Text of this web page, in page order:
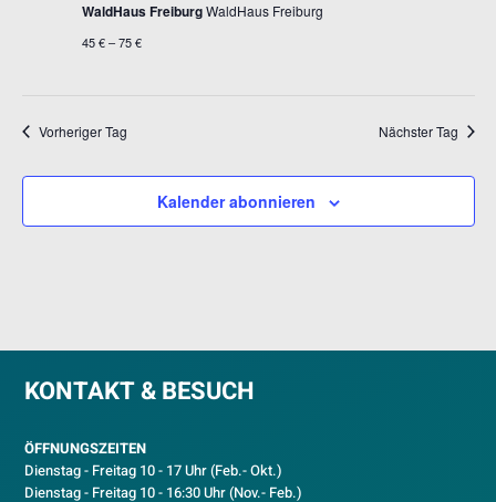
WaldHaus FreiburgWaldHaus Freiburg
45 € – 75 €
Vorheriger Tag Nächster Tag
Kalender abonnieren
KONTAKT & BESUCH
ÖFFNUNGSZEITEN
Dienstag - Freitag 10 - 17 Uhr (Feb.- Okt.)
Dienstag - Freitag 10 - 16:30 Uhr (Nov.- Feb.)